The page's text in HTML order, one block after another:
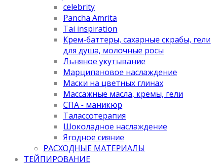
celebrity
Pancha Amrita
Tai inspiration
Крем-баттеры, сахарные скрабы, гели
для душа, молочные росы
Льняное укутывание
Марципановое наслаждение
Маски на цветных глинах
Массажные масла, кремы, гели
СПА - маникюр
Талассотерапия
Шоколадное наслаждение
Ягодное сияние
РАСХОДНЫЕ МАТЕРИАЛЫ
ТЕЙПИРОВАНИЕ